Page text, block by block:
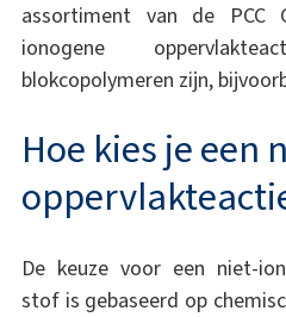
assortiment van de PCC
ionogene
blokcopolymeren zijn,
Hoe kies je een
De keuze voor een niet-
stof is gebaseerd op